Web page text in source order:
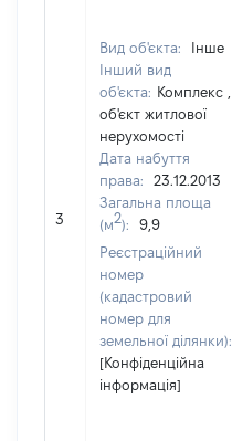
3
Вид об'єкта:
Інше
Інший вид
об'єкта: Комплекс ,
об'єкт житлової
нерухомості
Дата набуття
права:
23.12.2013
Загальна площа
(м2):
9,9
Реєстраційний
номер
(кадастровий
номер для
земельної ділянки):
[Конфіденційна
інформація]